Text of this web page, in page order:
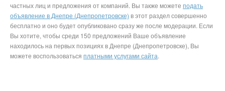
частных лиц и предложения от компаний. Вы также можете подать
объявление в Днепре (Днепропетровске) в этот раздел совершенно
бесплатно и оно будет опубликовано сразу же после модерации. Если
Вы хотите, чтобы среди 150 предложений Ваше объявление
находилось на первых позициях в Днепре (Днепропетровске), Вы
можете воспользоваться платными услугами сайта.